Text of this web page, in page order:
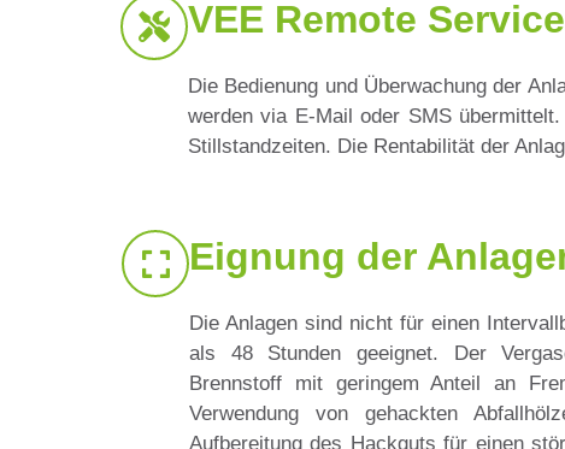
VEE Remote Service
Die Bedienung und Überwachung der
werden via E-Mail oder SMS
Stillstandzeiten. Die Rentabilität der
Eignung der
Die Anlagen sind nicht für einen
als 48 Stunden geeignet. Der
Brennstoff mit geringem Anteil an
Verwendung von gehackten
Aufbereitung des Hackguts für einen